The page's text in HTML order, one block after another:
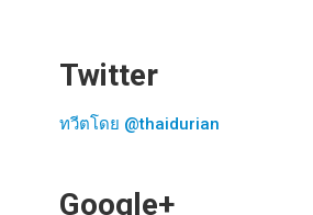
Twitter
ทวีตโดย @thaidurian
Google+